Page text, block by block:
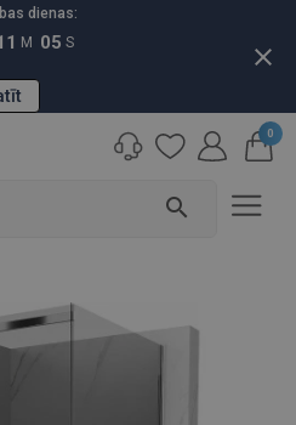
dienas:
M 04 S close
search
0